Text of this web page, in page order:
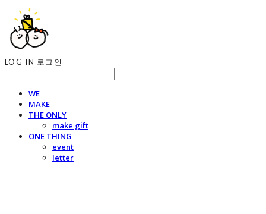
LOG IN 로그인
WE
MAKE
THE ONLY
make gift
ONE THING
event
letter